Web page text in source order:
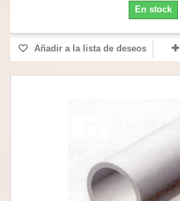
En stock
Añadir a la lista de deseos